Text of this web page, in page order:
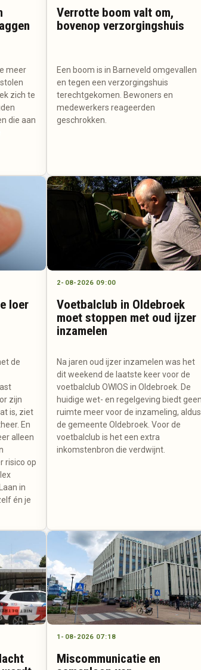
meer
zich te
die aan
Verrotte boom valt om,
bovenop verzorgingshuis
Een boom is in Barneveld omgevallen
en tegen een verzorgingshuis
terechtgekomen. Bewoners en
medewerkers reageerden
geschrokken.
loer
de
zijn
is, ziet
En
alleen
risico op
in
én je
2-08-2026 09:00
Voetbalclub in Oldebroek
moet stoppen met oud ijzer
inzamelen
Na jaren oud ijzer inzamelen was het
dit weekend de laatste keer voor de
voetbalclub OWIOS in Oldebroek. De
huidige wet- en regelgeving biedt
ruimte meer voor de inzameling, aldus
de gemeente Oldebroek. Voor de
voetbalclub is het een extra
inkomstenbron die verdwijnt.
1-08-2026 07:18
Miscommunicatie en